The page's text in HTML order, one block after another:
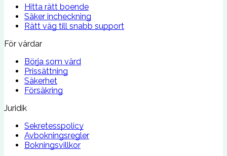
Hitta rätt boende
Säker incheckning
Rätt väg till snabb support
För värdar
Börja som värd
Prissättning
Säkerhet
Försäkring
Juridik
Sekretesspolicy
Avbokningsregler
Bokningsvillkor